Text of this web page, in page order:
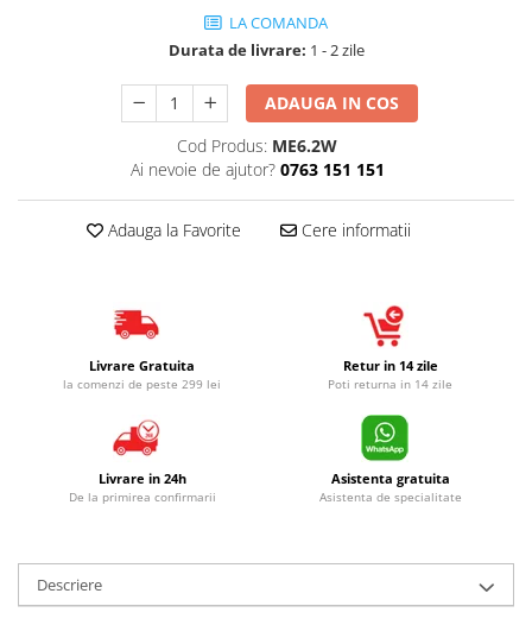
LA COMANDA
Durata de livrare: 1 - 2 zile
ADAUGA IN COS
Cod Produs: ME6.2W
Ai nevoie de ajutor? 0763 151 151
Adauga la Favorite Cere informatii
Livrare Gratuita
la comenzi de peste 299 lei
Retur in 14 zile
Poti returna in 14 zile
Livrare in 24h
De la primirea confirmarii
Asistenta gratuita
Asistenta de specialitate
Descriere